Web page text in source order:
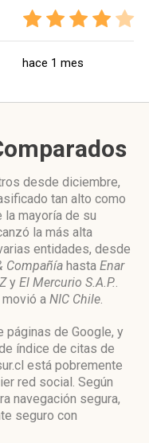
hace 1 mes
desde diciembre,
tan alto como
la mayoría de su
la más alta
entidades, desde
Compañía hasta Enar
y El Mercurio S.A.P..
a NIC Chile.
páginas de Google, y
índice de citas de
está pobremente
red social. Según
navegación segura,
seguro con